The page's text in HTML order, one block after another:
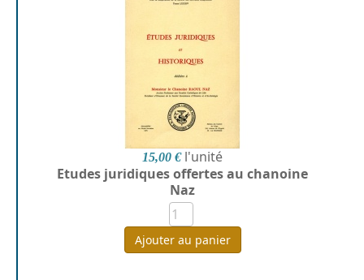
15,00 € l'unité
Etudes juridiques offertes au chanoine
Naz
Ajouter au panier